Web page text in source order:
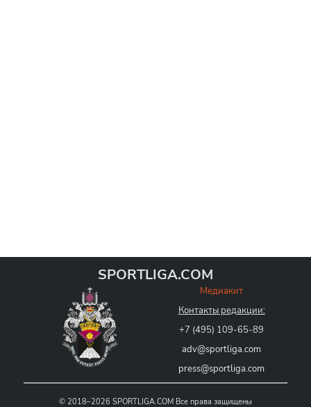
SPORTLIGA.COM
Медиакит
Контакты редакции:
+7 (495) 109-65-89
adv@sportliga.com
press@sportliga.com
© 2018–2026 SPORTLIGA.COM Все права защищены